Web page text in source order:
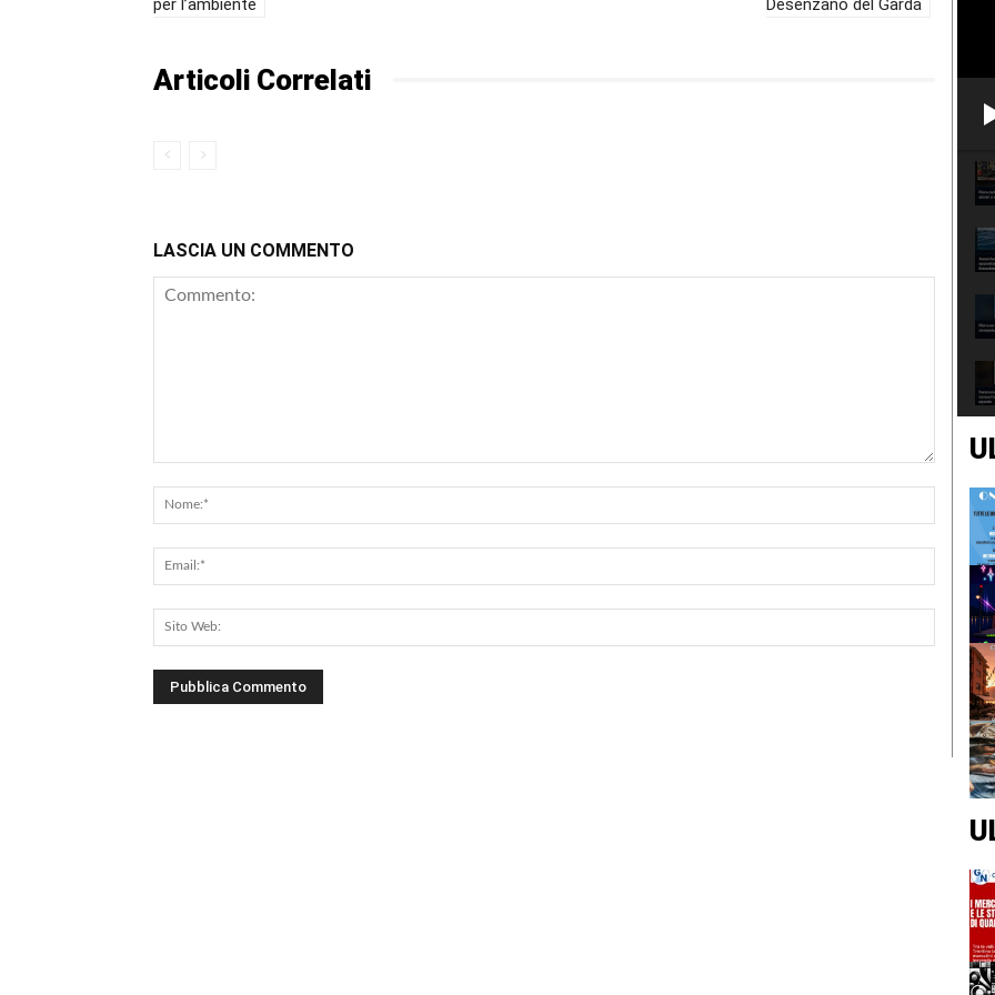
per l’ambiente
Desenzano del Garda
Articoli Correlati
LASCIA UN COMMENTO
Nome:*
Email:*
Web: